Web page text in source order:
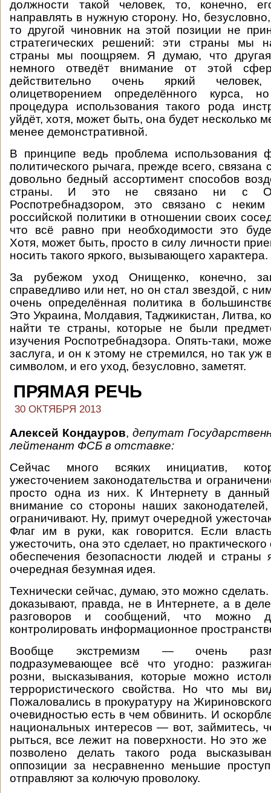
должности такой человек, то, конечно,
направлять в нужную сторону. Но,
то другой чиновник на этой позиции не
стратегических решений: эти страны мы
страны мы поощряем. Я думаю, что
немного отведёт внимание от этой
действительно очень яркий
олицетворением определённого курса,
процедура использования такого рода
уйдёт, хотя, может быть, она будет несколько
менее демонстративной.
В принципе ведь проблема использования
политического рычага, прежде всего, связана
довольно бедный ассортимент способов
страны. И это не связано ни с
Роспотребнадзором, это связано с
российской политики в отношении своих
что всё равно при необходимости это
Хотя, может быть, просто в силу личности
носить такого яркого, вызывающего характера.
За рубежом уход Онищенко, конечно,
справедливо или нет, но он стал звездой, с
очень определённая политика в
Это Украина, Молдавия, Таджикистан, Литва,
найти те страны, которые не были
изучения Роспотребнадзора. Опять-таки,
заслуга, и он к этому не стремился, но так уж
символом, и его уход, безусловно, заметят.
ПРЯМАЯ РЕЧЬ
30 ОКТЯБРЯ 2013
Алексей Кондауров, депутат
лейтенант ФСБ в отставке:
Сейчас много всяких инициатив,
ужесточением законодательства и
просто одна из них. К Интернету в
внимание со стороны наших
ограничивают. Ну, примут очередной
Флаг им в руки, как говорится. Если
ужесточить, она это сделает, но
обеспечения безопасности людей и страны
очередная безумная идея.
Технически сейчас, думаю, это можно
доказывают, правда, не в Интернете, а в
разговоров и сообщений, что можно
контролировать информационное
Вообще экстремизм — очень
подразумевающее всё что угодно:
розни, высказывания, которые можно
террористического свойства. Но что мы
Пожаловались в прокуратуру на
очевидностью есть в чем обвинить. И
национальных интересов — вот, займитесь,
рыться, все лежит на поверхности. Но это
позволено делать такого рода
оппозиции за несравненно меньшие
отправляют за колючую проволоку.